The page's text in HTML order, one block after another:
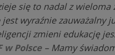
się to nadal z
jest wyraźnie zauważalny
zmieni edukację
w Polsce – Mamy